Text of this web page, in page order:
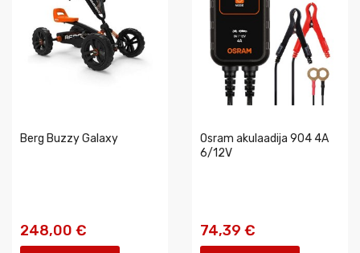
Berg Buzzy Galaxy
248,00 €
Osram akulaadija 904 4A
6/12V
74,39 €